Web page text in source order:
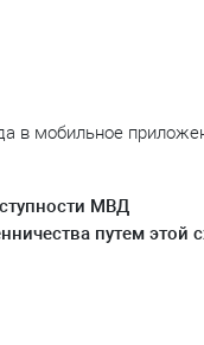
в мобильное
МВД
путем этой